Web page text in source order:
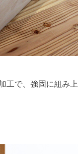
工で、強固に組み上